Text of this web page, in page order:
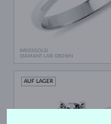
WEISSGOLD
DIAMANT LAB GROWN
AUF LAGER